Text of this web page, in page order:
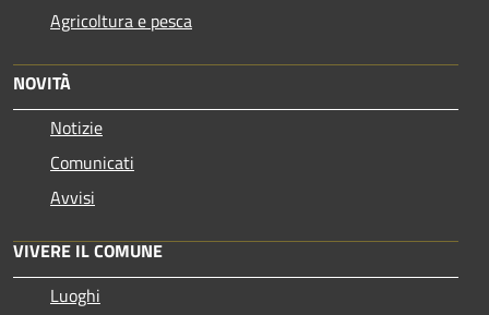
Agricoltura e pesca
NOVITÀ
Notizie
Comunicati
Avvisi
VIVERE IL COMUNE
Luoghi